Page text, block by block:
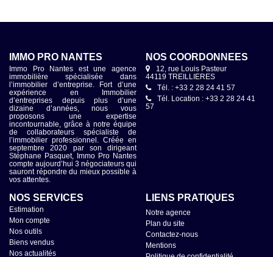
IMMO PRO NANTES
Immo Pro Nantes est une agence
immobilière spécialisée dans
l’immobilier d’entreprise. Fort d’une
expérience en Immobilier
d’entreprises depuis plus d’une
dizaine d’années, nous vous
proposons une expertise
incontournable, grâce à notre équipe
de collaborateurs spécialiste de
l’immobilier professionnel. Créée en
septembre 2020 par son dirigeant
Stéphane Pasquet, Immo Pro Nantes
compte aujourd’hui 3 négociateurs qui
sauront répondre du mieux possible à
vos attentes.
NOS COORDONNÉES
12, rue Louis Pasteur
44119 TREILLIERES
Tél. : +33 2 28 24 41 57
Tél. Location : +33 2 28 24 41
57
NOS SERVICES
Estimation
Mon compte
Nos outils
Biens vendus
Nos actualités
LIENS PRATIQUES
Notre agence
Plan du site
Contactez-nous
Mentions